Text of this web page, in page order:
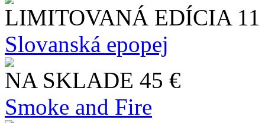
LIMITOVANÁ EDÍCIA
Slo​vanská epopej
NA SKLADE 45 €
Smoke and Fire